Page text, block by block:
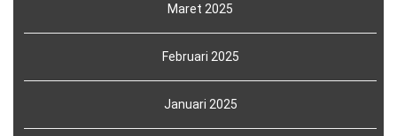
Maret 2025
Februari 2025
Januari 2025